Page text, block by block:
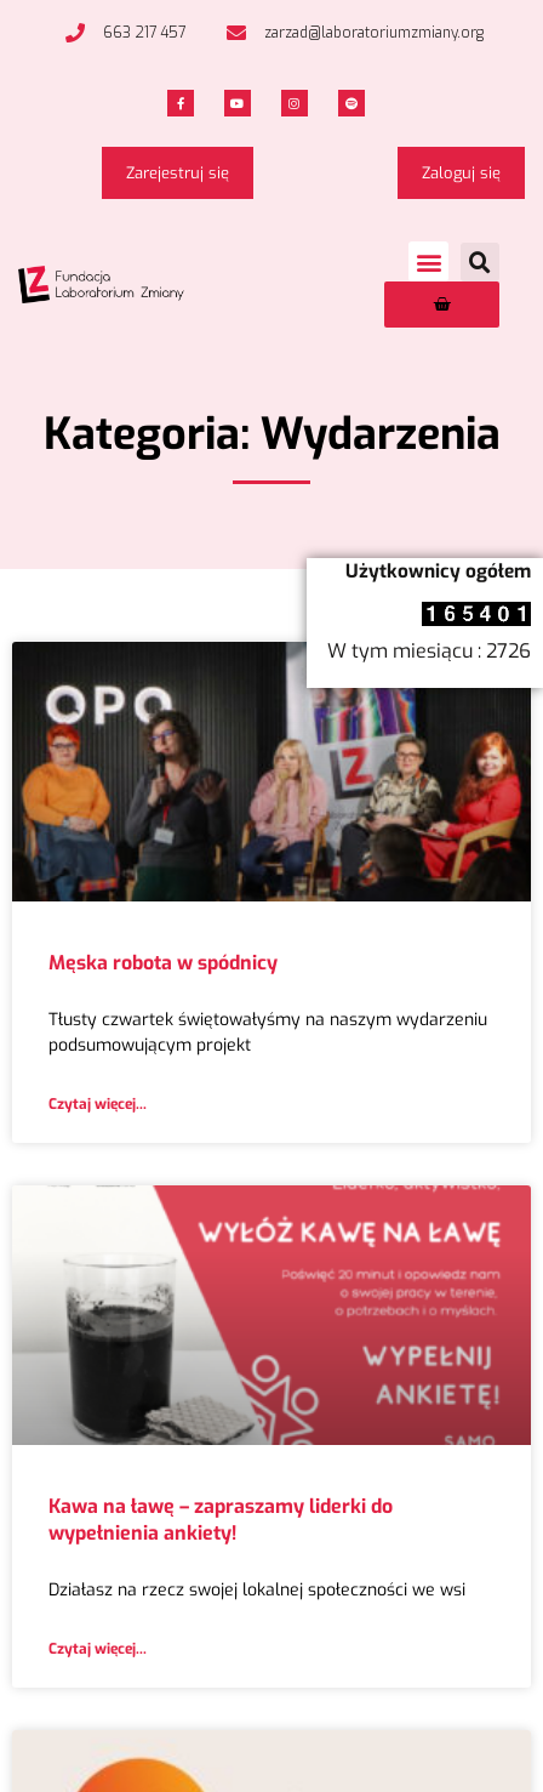
663 217 457 zarzad@laboratoriumzmiany.org
Zarejestruj się Zaloguj się
Kategoria: Wydarzenia
Męska robota w spódnicy
Tłusty czwartek świętowałyśmy na naszym wydarzeniu
podsumowującym projekt
Czytaj więcej...
Kawa na ławę – zapraszamy liderki do
wypełnienia ankiety!
Działasz na rzecz swojej lokalnej społeczności we wsi
Czytaj więcej...
Użytkownicy ogółem
W tym miesiącu : 2726